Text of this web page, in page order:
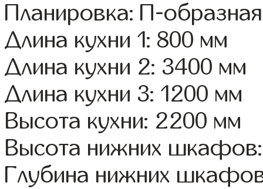
Планировка: П-образная
Длина кухни 1: 800 мм
Длина кухни 2: 3400 мм
Длина кухни 3: 1200 мм
Высота кухни: 2200 мм
Высота нижних
Глубина нижних